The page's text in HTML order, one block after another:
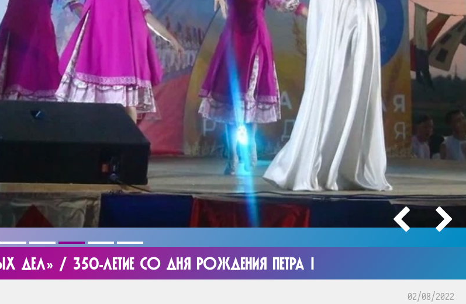
ДЕЛ» / 350-ЛЕТИЕ СО ДНЯ РОЖДЕНИЯ ПЕТРА I
02/08/2022